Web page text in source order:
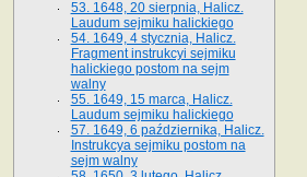
53. 1648, 20 sierpnia, Halicz.
Laudum sejmiku halickiego
54. 1649, 4 stycznia, Halicz.
Fragment instrukcyi sejmiku
halickiego postom na sejm
walny
55. 1649, 15 marca, Halicz.
Laudum sejmiku halickiego
57. 1649, 6 października, Halicz.
Instrukcya sejmiku postom na
sejm walny